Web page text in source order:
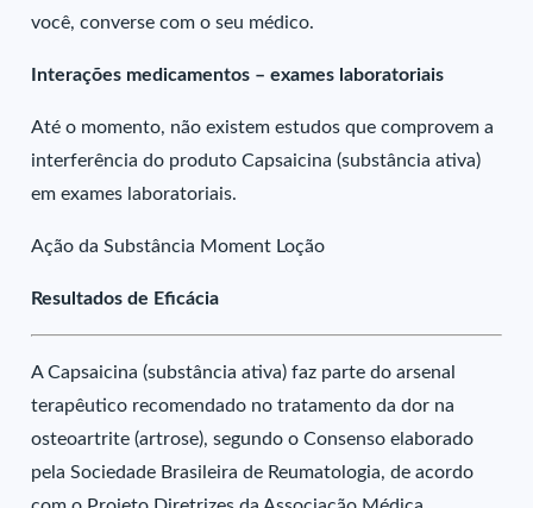
você, converse com o seu médico.
Interações medicamentos – exames laboratoriais
Até o momento, não existem estudos que comprovem a
interferência do produto Capsaicina (substância ativa)
em exames laboratoriais.
Ação da Substância Moment Loção
Resultados de Eficácia
A Capsaicina (substância ativa) faz parte do arsenal
terapêutico recomendado no tratamento da dor na
osteoartrite (artrose), segundo o Consenso elaborado
pela Sociedade Brasileira de Reumatologia, de acordo